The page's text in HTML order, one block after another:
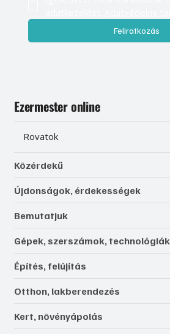
Feliratkozás
Ezermester online
Rovatok
Közérdekű
Újdonságok, érdekességek
Bemutatjuk
Gépek, szerszámok, technológiák
Építés, felújítás
Otthon, lakberendezés
Kert, növényápolás